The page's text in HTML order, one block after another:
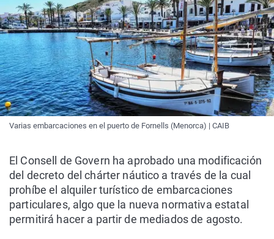
Varias embarcaciones en el puerto de Fornells (Menorca) | CAIB
El Consell de Govern ha aprobado una modificación
del decreto del chárter náutico a través de la cual
prohíbe el alquiler turístico de embarcaciones
particulares, algo que la nueva normativa estatal
permitirá hacer a partir de mediados de agosto.